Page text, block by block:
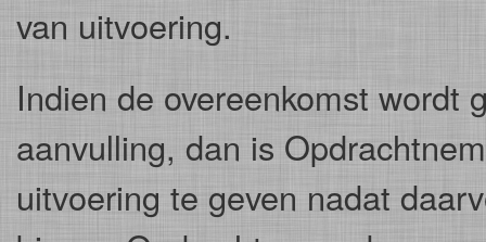
van uitvoering.
Indien de overeenkomst wordt
aanvulling, dan is
uitvoering te geven nadat